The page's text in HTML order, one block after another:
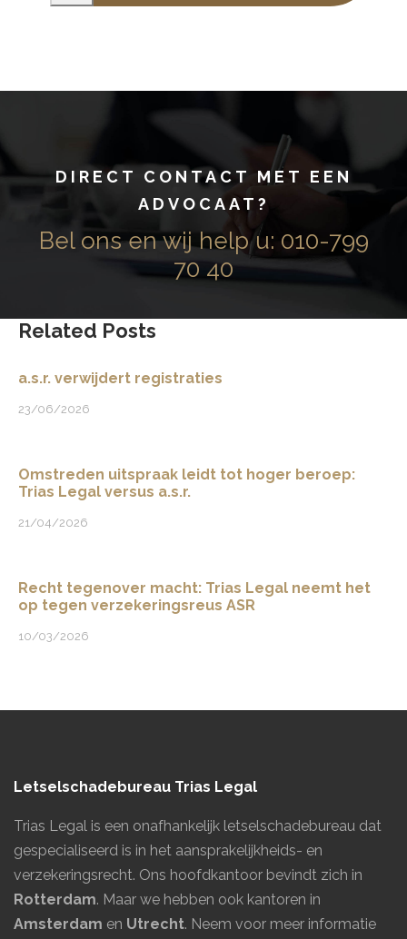
e
DIRECT CONTACT MET EEN
ADVOCAAT?
Bel ons en wij help u: 010-799
70 40
Related Posts
a.s.r. verwijdert registraties
23/06/2026
Omstreden uitspraak leidt tot hoger beroep:
Trias Legal versus a.s.r.
21/04/2026
Recht tegenover macht: Trias Legal neemt het
op tegen verzekeringsreus ASR
10/03/2026
Letselschadebureau Trias Legal
Trias Legal is een onafhankelijk letselschadebureau dat
gespecialiseerd is in het aansprakelijkheids- en
verzekeringsrecht. Ons hoofdkantoor bevindt zich in
Rotterdam. Maar we hebben ook kantoren in
Amsterdam en Utrecht. Neem voor meer informatie